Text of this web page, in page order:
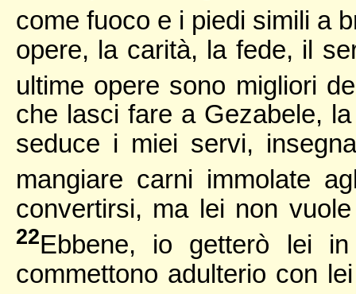
come fuoco e i piedi simili a
opere, la carità, la fede, il
ultime opere sono migliori
che lasci fare a Gezabele,
seduce i miei servi,
mangiare carni immolate
convertirsi, ma lei non
22Ebbene, io getterò lei
commettono adulterio con